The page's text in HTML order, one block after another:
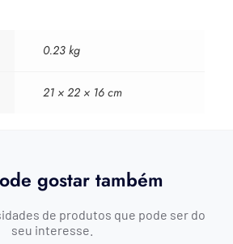
0.23 kg
21 × 22 × 16 cm
gostar também
de produtos que pode ser do
seu interesse.